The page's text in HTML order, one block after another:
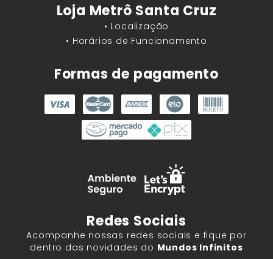
Loja Metrô Santa Cruz
• Localização
• Horários de Funcionamento
Formas de pagamento
Redes Sociais
Acompanhe nossas redes sociais e fique por
dentro das novidades do Mundos Infinitos